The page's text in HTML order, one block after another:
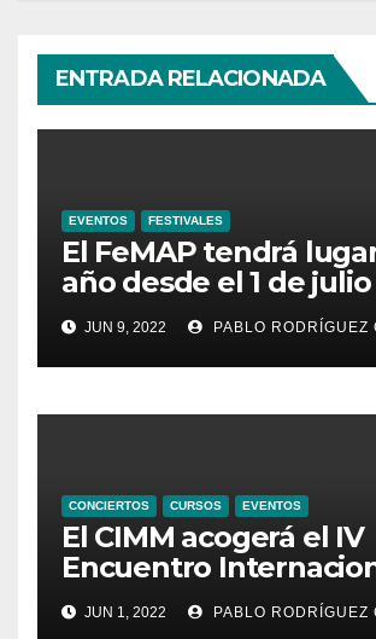
ENTRADA RELACIONADA
EVENTOS FESTIVALES
El FeMAP tendrá
año desde el 1 de
el 21 de agosto,
oferta de conciertos
territorio de acción
JUN 9, 2022 PABLO RODRÍGUEZ
CONCIERTOS CURSOS EVENTOS
El CIMM acogerá el IV
Encuentro
Ministriles
JUN 1, 2022 PABLO RODRÍGUEZ